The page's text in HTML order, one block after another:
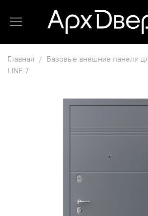
Главная
Базовые внешние панели
LINE 7